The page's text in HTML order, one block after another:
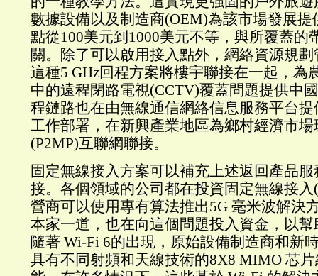
數據設備以及制造商(OEM)為該市場發展
點從100美元到1000美元不等，與所覆蓋的
關。除了可以啟用接入點外，網絡資源規
這種5 GHz回程方案將樓宇聯接在一起，為
中的遠程閉路電視(CCTV)覆蓋問題提供中
程鏈路也在由無線通信網絡信息服務平台提
工作部署，在新興產業地區為鄉村經濟市
(P2MP)互聯網聯接。
固定無線接入方案可以補充上述返回產品
接。各個領域的公司都在投資固定無線接
營商可以使用專有算法推出5G 毫米波解決
本家一道，也在向這個問題投入資金，以
隨著 Wi-Fi 6的出現，原始設備制造商和新
具有不同射頻和天線技術的8X8 MIMO 芯